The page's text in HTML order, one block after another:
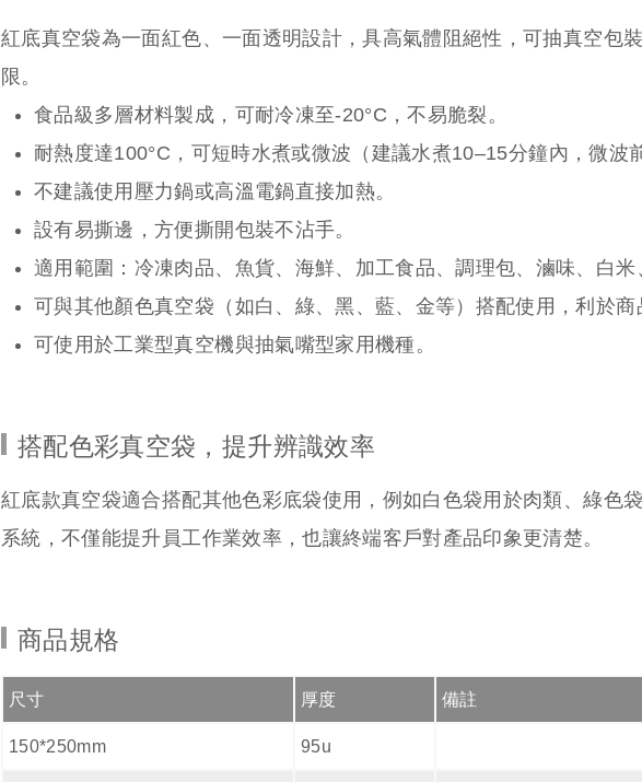
紅底真空袋為一面紅色、一面透明設計，具高氣體阻絕性，可抽真空包
限。
食品級多層材料製成，可耐冷凍至-20°C，不易脆裂。
耐熱度達100°C，可短時水煮或微波（建議水煮10–15分鐘內，微波
不建議使用壓力鍋或高溫電鍋直接加熱。
設有易撕邊，方便撕開包裝不沾手。
適用範圍：冷凍肉品、魚貨、海鮮、加工食品、調理包、滷味、白
可與其他顏色真空袋（如白、綠、黑、藍、金等）搭配使用，利於
可使用於工業型真空機與抽氣嘴型家用機種。
搭配色彩真空袋，提升辨識效率
紅底款真空袋適合搭配其他色彩底袋使用，例如白色袋用於肉類、綠色
系統，不僅能提升員工作業效率，也讓終端客戶對產品印象更清楚。
商品規格
尺寸 厚度 備註
150*250mm 95u